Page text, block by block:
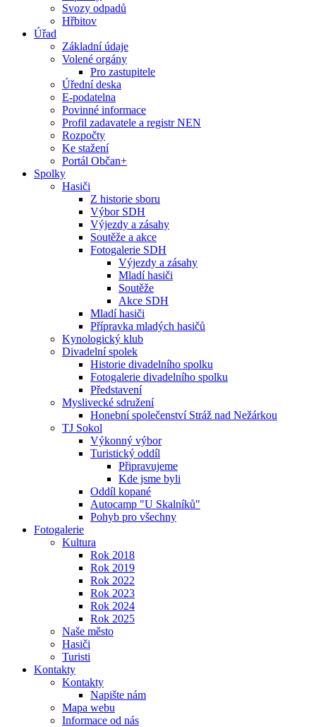
Svozy odpadů
Hřbitov
Úřad
Základní údaje
Volené orgány
Pro zastupitele
Úřední deska
E-podatelna
Povinné informace
Profil zadavatele a registr NEN
Rozpočty
Ke stažení
Portál Občan+
Spolky
Hasiči
Z historie sboru
Výbor SDH
Výjezdy a zásahy
Soutěže a akce
Fotogalerie SDH
Výjezdy a zásahy
Mladí hasiči
Soutěže
Akce SDH
Mladí hasiči
Přípravka mladých hasičů
Kynologický klub
Divadelní spolek
Historie divadelního spolku
Fotogalerie divadelního spolku
Představení
Myslivecké sdružení
Honební společenství Stráž nad Nežárkou
TJ Sokol
Výkonný výbor
Turistický oddíl
Připravujeme
Kde jsme byli
Oddíl kopané
Autocamp "U Skalníků"
Pohyb pro všechny
Fotogalerie
Kultura
Rok 2018
Rok 2019
Rok 2022
Rok 2023
Rok 2024
Rok 2025
Naše město
Hasiči
Turisti
Kontakty
Kontakty
Napište nám
Mapa webu
Informace od nás